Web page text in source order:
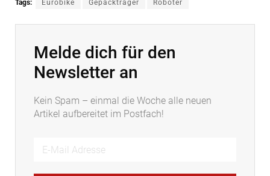
Tags: Eurobike Gepäckträger Roboter
Melde dich für den
Newsletter an
Kein Spam – einmal die Woche alle neuen
Artikel aufbereitet im Postfach!